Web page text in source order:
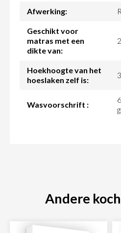
Afwerking:
Geschikt voor
matras met een
dikte van:
Hoekhoogte van het
hoeslaken zelf is:
Wasvoorschrift :
Andere